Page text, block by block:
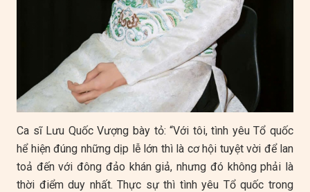
Ca sĩ Lưu Quốc Vượng bày tỏ: “Với tôi, tình yêu Tổ quốc
hể hiện đúng những dịp lễ lớn thì là cơ hội tuyệt vời để lan
toả đến với đông đảo khán giả, nhưng đó không phải là
thời điểm duy nhất. Thực sự thì tình yêu Tổ quốc trong